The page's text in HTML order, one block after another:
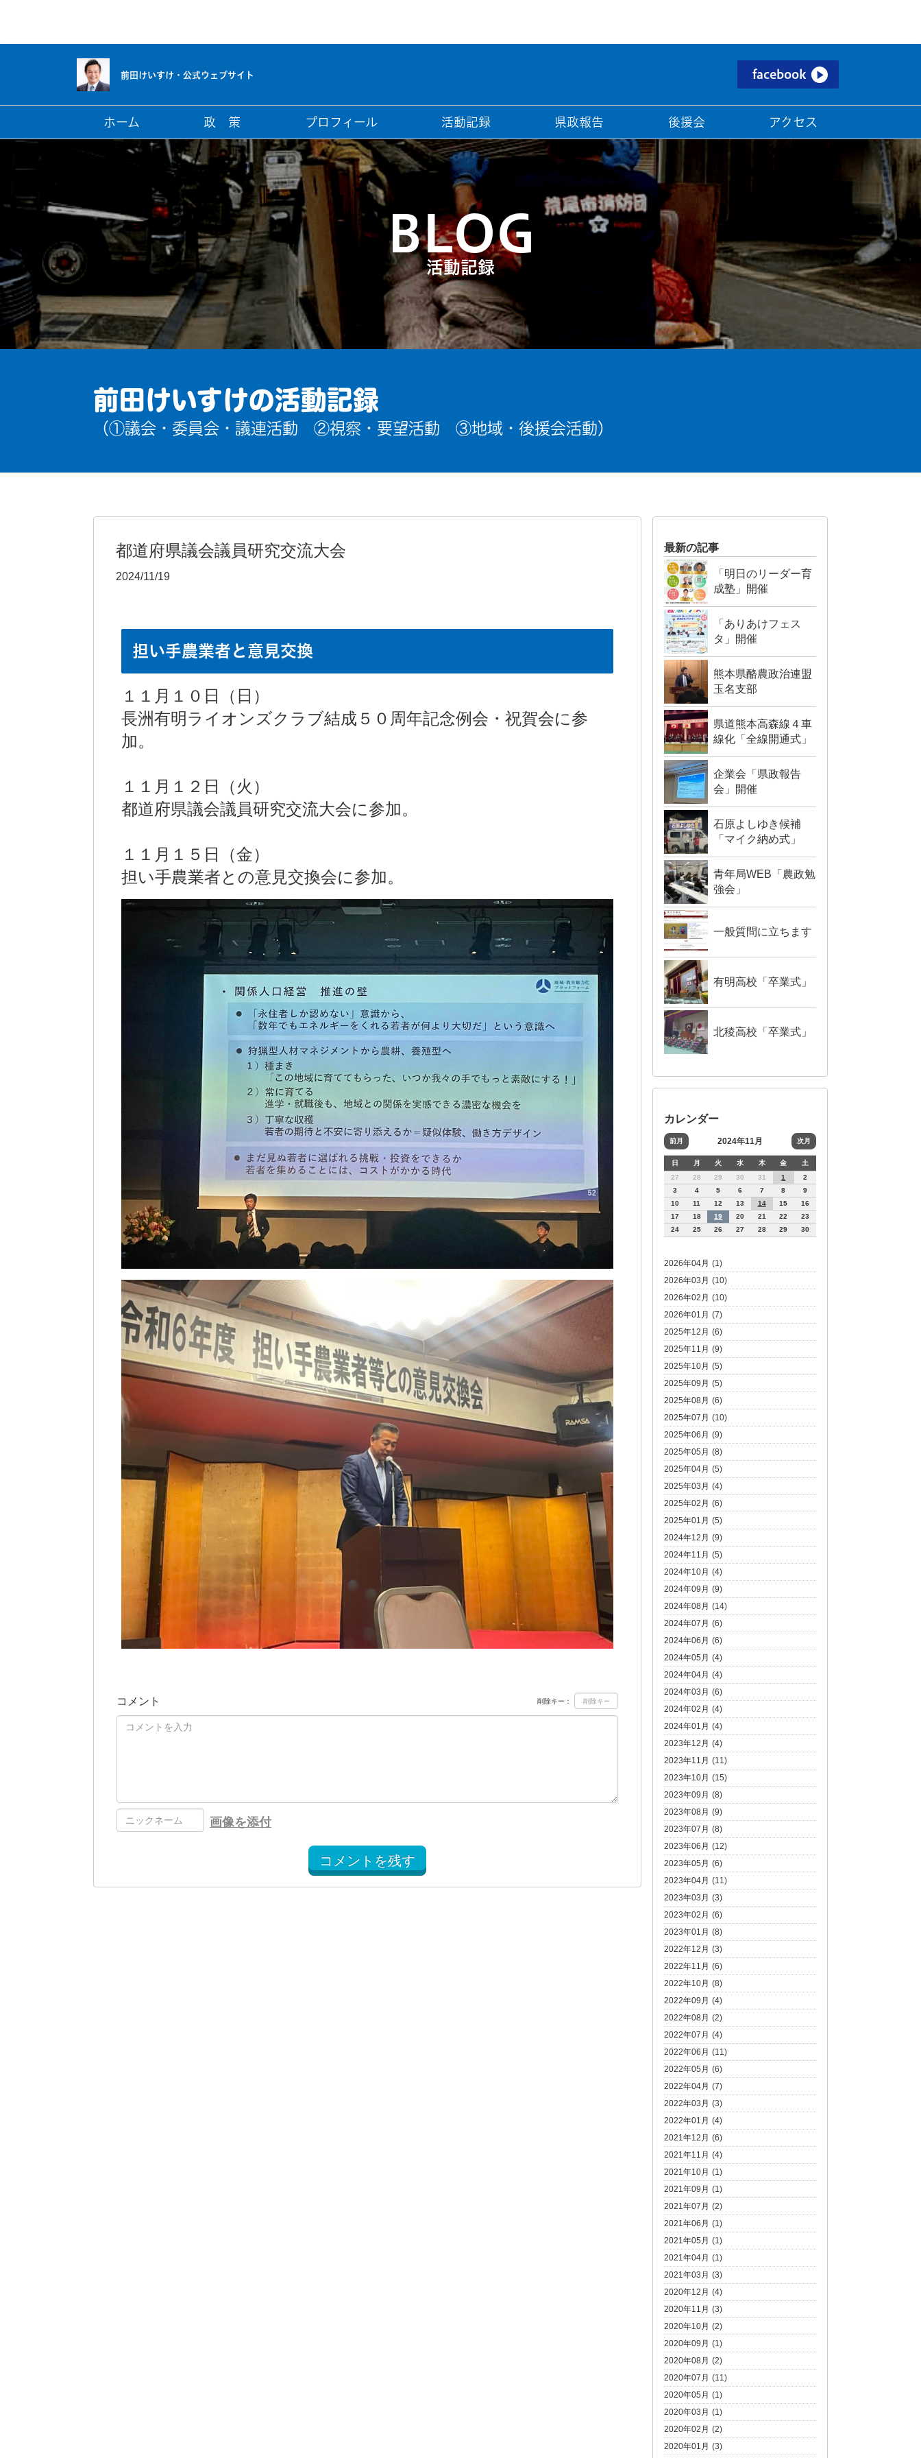
前田けいすけ・ 公式ウェブサイト facebook
ホーム 政 策 プロフィール 活動記録 県政報告 後援会 アクセス
BLOG
活動記録
前田けいすけの活動記録
（①議会・委員会・議連活動 ②視察・要望活動 ③地域・後援会活動）
都道府県議会議員研究交流大会
2024/11/19
担い手農業者と意見交換
１１月１０日（日）
長洲有明ライオンズクラブ結成５０周年記念例会・祝賀会に参
加。
１１月１２日（火）
都道府県議会議員研究交流大会に参加。
１１月１５日（金）
担い手農業者との意見交換会に参加。
コメント 削除キー：
画像を添付
コメントを残す
最新の記事
「明日のリーダー育
成塾」開催
「ありあけフェス
タ」開催
熊本県酪農政治連盟
玉名支部
県道熊本高森線４車
線化「全線開通式」
企業会「県政報告
会」開催
石原よしゆき候補
「マイク納め式」
青年局WEB「農政勉
強会」
一般質問に立ちます
有明高校「卒業式」
北稜高校「卒業式」
カレンダー
前月 2024年11月 次月
日 月 火 水 木 金
土
27
28 29 30 31 1
2
3
4 5 6 7 8
9
10
11 12 13 14 15
16
17
18 19 20 21 22
23
24
25 26 27 28 29 30
2026年04月 (1)
2026年03月 (10)
2026年02月 (10)
2026年01月 (7)
2025年12月 (6)
2025年11月 (9)
2025年10月 (5)
2025年09月 (5)
2025年08月 (6)
2025年07月 (10)
2025年06月 (9)
2025年05月 (8)
2025年04月 (5)
2025年03月 (4)
2025年02月 (6)
2025年01月 (5)
2024年12月 (9)
2024年11月 (5)
2024年10月 (4)
2024年09月 (9)
2024年08月 (14)
2024年07月 (6)
2024年06月 (6)
2024年05月 (4)
2024年04月 (4)
2024年03月 (6)
2024年02月 (4)
2024年01月 (4)
2023年12月 (4)
2023年11月 (11)
2023年10月 (15)
2023年09月 (8)
2023年08月 (9)
2023年07月 (8)
2023年06月 (12)
2023年05月 (6)
2023年04月 (11)
2023年03月 (3)
2023年02月 (6)
2023年01月 (8)
2022年12月 (3)
2022年11月 (6)
2022年10月 (8)
2022年09月 (4)
2022年08月 (2)
2022年07月 (4)
2022年06月 (11)
2022年05月 (6)
2022年04月 (7)
2022年03月 (3)
2022年01月 (4)
2021年12月 (6)
2021年11月 (4)
2021年10月 (1)
2021年09月 (1)
2021年07月 (2)
2021年06月 (1)
2021年05月 (1)
2021年04月 (1)
2021年03月 (3)
2020年12月 (4)
2020年11月 (3)
2020年10月 (2)
2020年09月 (1)
2020年08月 (2)
2020年07月 (11)
2020年05月 (1)
2020年03月 (1)
2020年02月 (2)
2020年01月 (3)